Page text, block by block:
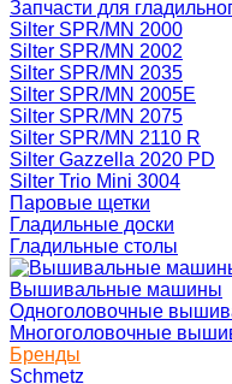
Запчасти для
Silter SPR/MN 2000
Silter SPR/MN 2002
Silter SPR/MN 2035
Silter SPR/MN 2005E
Silter SPR/MN 2075
Silter SPR/MN 2110 R
Silter Gazzella 2020 PD
Silter Trio Mini 3004
Паровые щетки
Гладильные доски
Гладильные столы
Вышивальные машины
Одноголовочные
Многоголовочные
Бренды
Schmetz